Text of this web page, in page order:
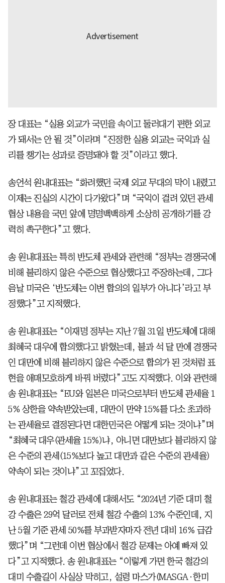
장 대표는 “실용 외교가 국민을 속이고 둘러대기 편한 외교
가 돼서는 안 될 것”이라며 “진정한 실용 외교는 국익과 실
리를 챙기는 성과로 증명돼야 할 것”이라고 했다.
송언석 원내대표는 “화려했던 국제 외교 무대의 막이 내렸고
이제는 진실의 시간이 다가왔다”며 “국익이 걸려 있던 관세
협상 내용을 국민 앞에 명명백백하게 소상히 공개하기를 강
력히 촉구한다”고 했다.
송 원내대표는 특히 반도체 관세와 관련해 “정부는 경쟁국에
비해 불리하지 않은 수준으로 협상했다고 주장하는데, 그다
음날 미국은 ‘반도체는 이번 합의의 일부가 아니다’라고 부
정했다”고 지적했다.
송 원내대표는 “이재명 정부는 지난 7월 31일 반도체에 대해
최혜국 대우에 합의했다고 밝혔는데, 불과 석 달 만에 경쟁국
인 대만에 비해 불리하지 않은 수준으로 합의가 된 것처럼 표
현을 애매모호하게 바꿔 버렸다”고도 지적했다. 이와 관련해
송 원내대표는 “EU와 일본은 미국으로부터 반도체 관세율 1
5% 상한을 약속받았는데, 대만이 만약 15%를 다소 초과하
는 관세율로 결정된다면 대한민국은 어떻게 되는 것이냐”며
“최혜국 대우(관세율 15%)냐, 아니면 대만보다 불리하지 않
은 수준의 관세(15%보다 높고 대만과 같은 수준의 관세율)
약속이 되는 것이냐”고 꼬집었다.
송 원내대표는 철강 관세에 대해서도 “2024년 기준 대미 철
강 수출은 29억 달러로 전체 철강 수출의 13% 수준인데, 지
난 5월 기준 관세 50%를 부과받자마자 전년 대비 16% 급감
했다”며 “그런데 이번 협상에서 철강 문제는 아예 빠져 있
다”고 지적했다. 송 원내대표는 “이렇게 가면 한국 철강의
대미 수출길이 사실상 막히고, 설령 마스가(MASGA·한미